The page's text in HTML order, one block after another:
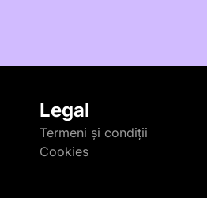
Legal
Termeni și condiții
Cookies